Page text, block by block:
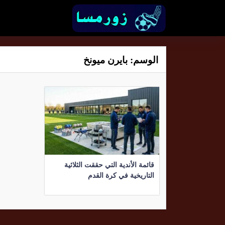
الوسم: بايرن ميونخ
قائمة الأندية التي حققت الثلاثية
التاريخية في كرة القدم